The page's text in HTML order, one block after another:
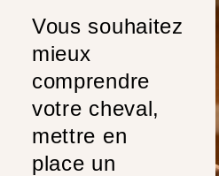
Vous souhaitez
mieux
comprendre
votre cheval,
mettre en
place un